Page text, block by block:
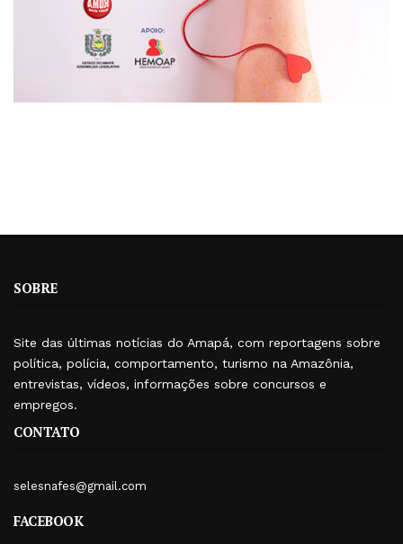
SOBRE
Site das últimas notícias do Amapá, com reportagens sobre
política, polícia, comportamento, turismo na Amazônia,
entrevistas, vídeos, informações sobre concursos e
empregos.
CONTATO
selesnafes@gmail.com
FACEBOOK